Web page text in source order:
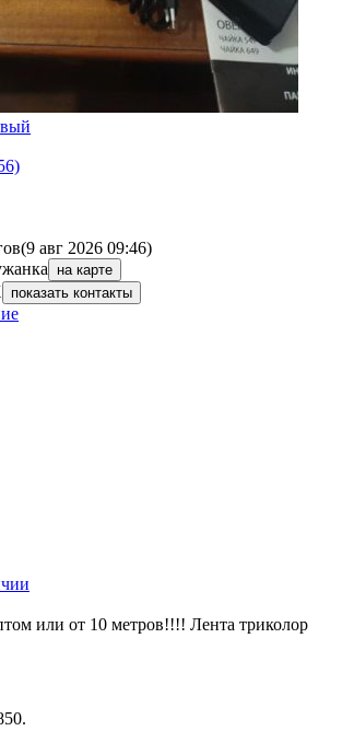
(9 авг 2026 09:46)
на карте
показать контакты
или от 10 метров!!!! Лента триколор